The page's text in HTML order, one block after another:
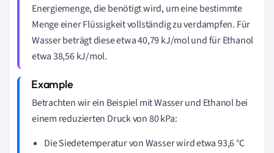
Energiemenge, die benötigt wird, um eine bestimmte
Menge einer Flüssigkeit vollständig zu verdampfen. Für
Wasser beträgt diese etwa 40,79 kJ/mol und für Ethanol
etwa 38,56 kJ/mol.
Betrachten wir ein Beispiel mit Wasser und Ethanol bei
einem reduzierten Druck von 80 kPa:
Die Siedetemperatur von Wasser wird etwa 93,6 °C